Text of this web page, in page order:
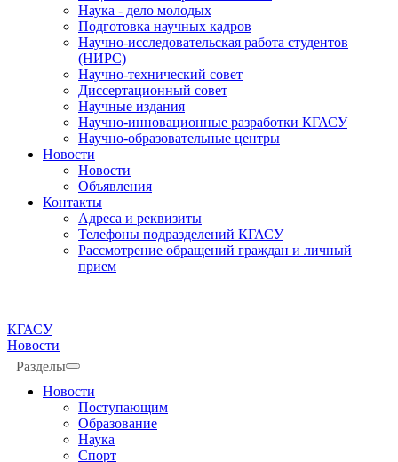
Наука - дело молодых
Подготовка научных кадров
Научно-исследовательская работа студентов
(НИРС)
Научно-технический совет
Диссертационный совет
Научные издания
Научно-инновационные разработки КГАСУ
Научно-образовательные центры
Новости
Новости
Объявления
Контакты
Адреса и реквизиты
Телефоны подразделений КГАСУ
Рассмотрение обращений граждан и личный
прием
КГАСУ
Новости
Разделы
Новости
Поступающим
Образование
Наука
Спорт